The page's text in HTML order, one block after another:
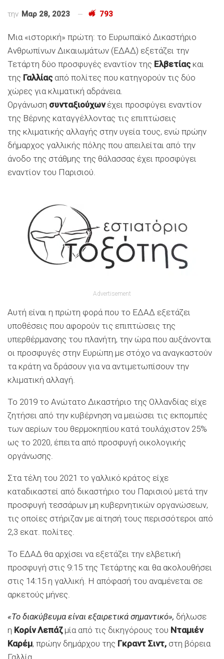
την Μαρ 28, 2023 793
Μια «ιστορική» πρώτη: το Ευρωπαϊκό Δικαστήριο
Ανθρωπίνων Δικαιωμάτων (ΕΔΑΔ) εξετάζει την
Τετάρτη δύο προσφυγές εναντίον της Ελβετίαςκαι
της Γαλλίαςαπό πολίτες που κατηγορούν τις δύο
χώρες για κλιματική αδράνεια.
Οργάνωση συνταξιούχωνέχει προσφύγει εναντίον
της Βέρνης καταγγέλλοντας τις επιπτώσεις
της κλιματικής αλλαγής στην υγεία τους, ενώ πρώην
δήμαρχος γαλλικής πόλης που απειλείται από την
άνοδο της στάθμης της θάλασσας έχει προσφύγει
εναντίον του Παρισιού.
Advertisement
Αυτή είναι η πρώτη φορά που το ΕΔΑΔ εξετάζει
υποθέσεις που αφορούν τις επιπτώσεις της
υπερθέρμανσης του πλανήτη, την ώρα που αυξάνονται
οι προσφυγές στην Ευρώπη με στόχο να αναγκαστούν
τα κράτη να δράσουν για να αντιμετωπίσουν την
κλιματική αλλαγή.
Το 2019 το Ανώτατο Δικαστήριο της Ολλανδίας είχε
ζητήσει από την κυβέρνηση να μειώσει τις εκπομπές
των αερίων του θερμοκηπίου κατά τουλάχιστον 25%
ως το 2020, έπειτα από προσφυγή οικολογικής
οργάνωσης.
Στα τέλη του 2021 το γαλλικό κράτος είχε
καταδικαστεί από δικαστήριο του Παρισιού μετά την
προσφυγή τεσσάρων μη κυβερνητικών οργανώσεων,
τις οποίες στήριζαν με αίτησή τους περισσότεροι από
2,3 εκατ. πολίτες.
Το ΕΔΑΔ θα αρχίσει να εξετάζει την ελβετική
προσφυγή στις 9:15 της Τετάρτης και θα ακολουθήσει
στις 14:15 η γαλλική. Η απόφασή του αναμένεται σε
αρκετούς μήνες.
«Το διακύβευμα είναι εξαιρετικά σημαντικό», δήλωσε
η Κορίν Λεπάζμία από τις δικηγόρους του Νταμιέν
Καρέμ, πρώην δημάρχου της Γκραντ Σιντ, στη βόρεια
Γαλλία.